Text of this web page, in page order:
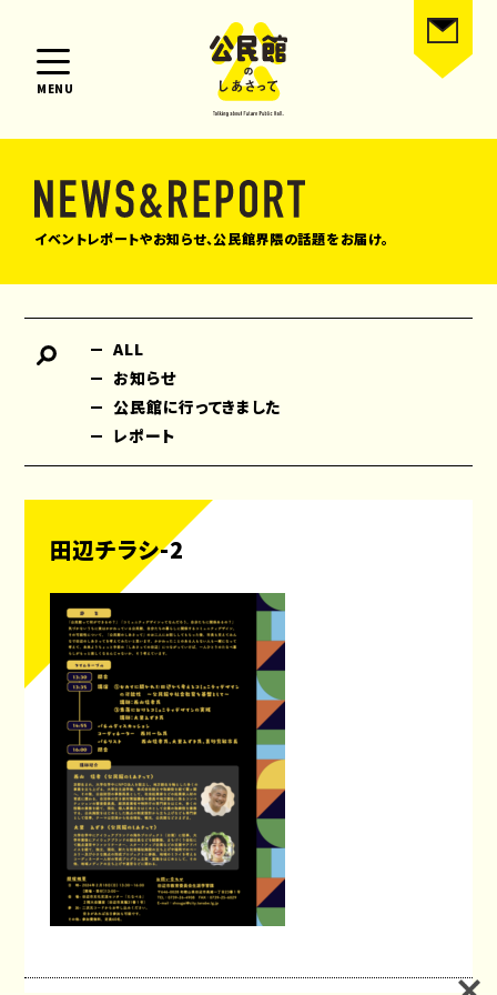
MENU
イベントレポートやお知らせ、公民館界隈の話題をお届け。
ALL
お知らせ
公民館に行ってきました
レポート
田辺チラシ-2